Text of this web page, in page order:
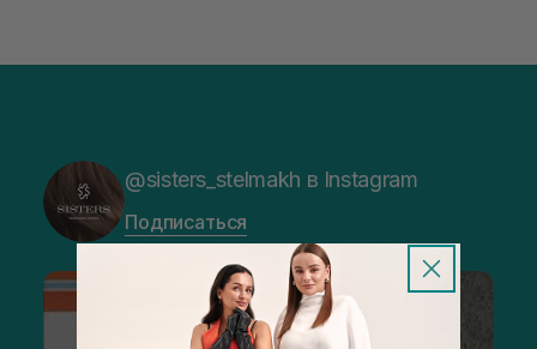
@sisters_stelmakh в Instagram
Подписаться